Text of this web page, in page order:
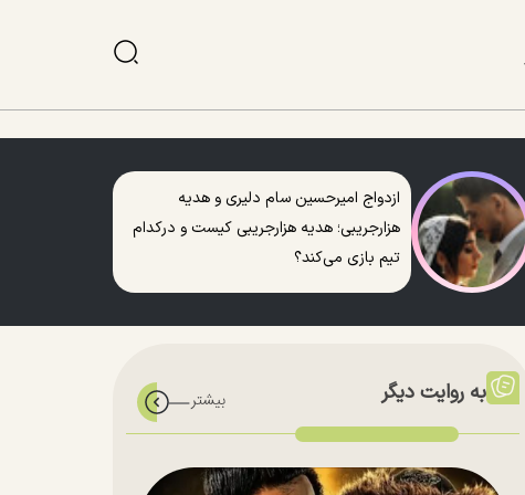
ازدواج امیرحسین سام دلیری و هدیه
هزارجریبی؛ هدیه هزارجریبی کیست و درکدام
تیم بازی می‌کند؟
به روایت دیگر